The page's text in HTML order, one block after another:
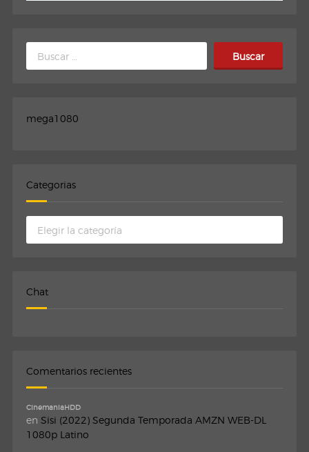
mega1080
Categorias
Chat
Comentarios recientes
CinemaniaHDD
en Sisi (2022) Segunda Temporada AMZN WEB-DL
1080p Latino